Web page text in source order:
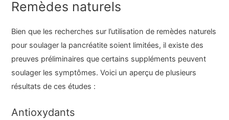
Remèdes naturels
Bien que les recherches sur l’utilisation de remèdes naturels
pour soulager la pancréatite soient limitées, il existe des
preuves préliminaires que certains suppléments peuvent
soulager les symptômes. Voici un aperçu de plusieurs
résultats de ces études :
Antioxydants